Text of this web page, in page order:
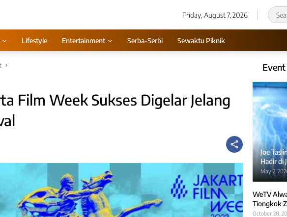
Friday, August 7, 2026
Lifestyle Entertainment Serba-Serbi Sewaktu Piknik
Film Week Sukses Digelar Jelang
Event
Joe
Hadir di
May 2,
WeTV
Tiongkok
October 28,